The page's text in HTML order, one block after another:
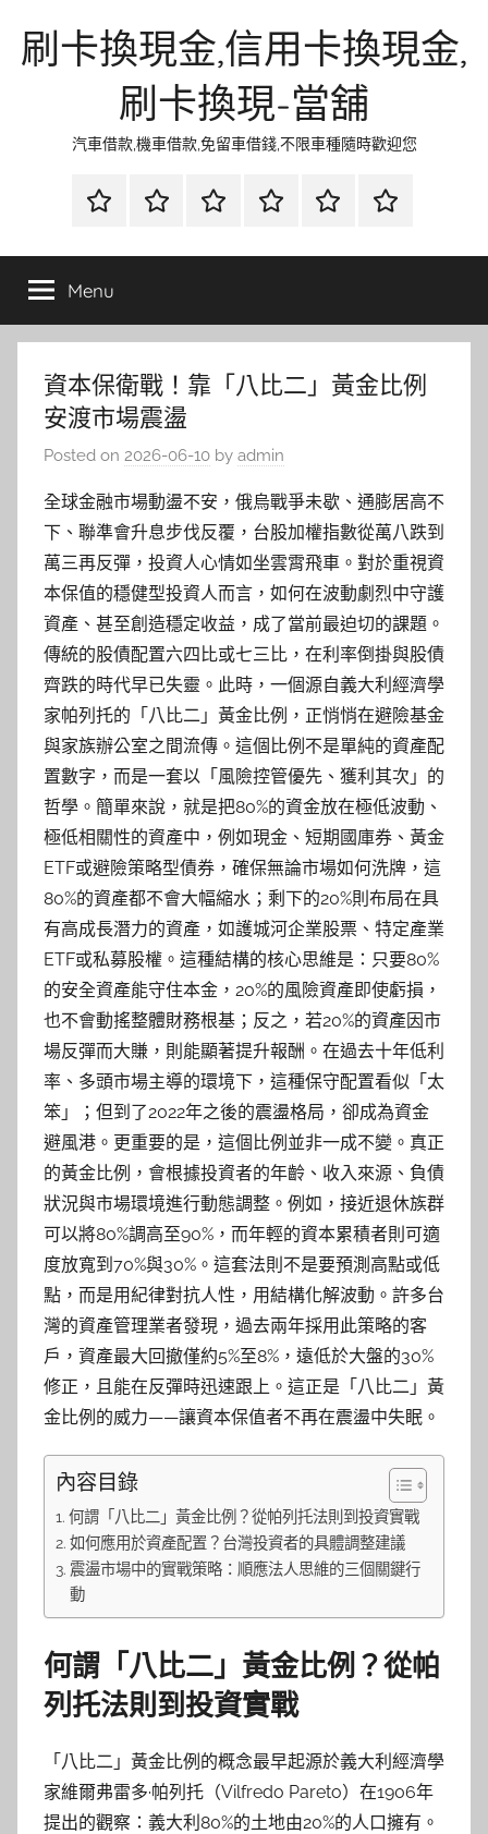
刷卡換現金,信用卡換現金,
刷卡換現-當舖
汽車借款,機車借款,免留車借錢,不限車種隨時歡迎您
首
當
金
網
資
流
時
環
清
聯
徵
Menu
資本保衛戰！靠「八比二」黃金比例
安渡市場震盪
Posted on 2026-06-10 by admin
全球金融市場動盪不安，俄烏戰爭未歇、通膨居高不
下、聯準會升息步伐反覆，台股加權指數從萬八跌到
萬三再反彈，投資人心情如坐雲霄飛車。對於重視資
本保值的穩健型投資人而言，如何在波動劇烈中守護
資產、甚至創造穩定收益，成了當前最迫切的課題。
傳統的股債配置六四比或七三比，在利率倒掛與股債
齊跌的時代早已失靈。此時，一個源自義大利經濟學
家帕列托的「八比二」黃金比例，正悄悄在避險基金
與家族辦公室之間流傳。這個比例不是單純的資產配
置數字，而是一套以「風險控管優先、獲利其次」的
哲學。簡單來說，就是把80%的資金放在極低波動、
極低相關性的資產中，例如現金、短期國庫券、黃金
ETF或避險策略型債券，確保無論市場如何洗牌，這
80%的資產都不會大幅縮水；剩下的20%則布局在具
有高成長潛力的資產，如護城河企業股票、特定產業
ETF或私募股權。這種結構的核心思維是：只要80%
的安全資產能守住本金，20%的風險資產即使虧損，
也不會動搖整體財務根基；反之，若20%的資產因市
場反彈而大賺，則能顯著提升報酬。在過去十年低利
率、多頭市場主導的環境下，這種保守配置看似「太
笨」；但到了2022年之後的震盪格局，卻成為資金
避風港。更重要的是，這個比例並非一成不變。真正
的黃金比例，會根據投資者的年齡、收入來源、負債
狀況與市場環境進行動態調整。例如，接近退休族群
可以將80%調高至90%，而年輕的資本累積者則可適
度放寬到70%與30%。這套法則不是要預測高點或低
點，而是用紀律對抗人性，用結構化解波動。許多台
灣的資產管理業者發現，過去兩年採用此策略的客
戶，資產最大回撤僅約5%至8%，遠低於大盤的30%
修正，且能在反彈時迅速跟上。這正是「八比二」黃
金比例的威力——讓資本保值者不再在震盪中失眠。
內容目錄
何謂「八比二」黃金比例？從帕列托法則到投資實戰
如何應用於資產配置？台灣投資者的具體調整建議
震盪市場中的實戰策略：順應法人思維的三個關鍵行
動
何謂「八比二」黃金比例？從帕
列托法則到投資實戰
「八比二」黃金比例的概念最早起源於義大利經濟學
家維爾弗雷多·帕列托（Vilfredo Pareto）在1906年
提出的觀察：義大利80%的土地由20%的人口擁有。